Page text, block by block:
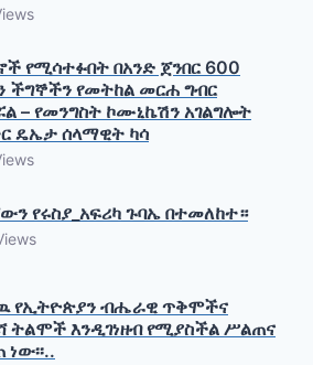
የሚሳተፉበት በአንድ ጀንበር 600
ችግኞችን የመትከል መርሐ ግብር
– የመንግስት ኮሙኒኬሽን አገልግሎት
ዴኤታ ሰላማዊት ካሳ
የሩስያ_አፍሪካ ጉባኤ በተመለከተ።
የኢትዮጵያን ብሔራዊ ጥቅሞችና
ትልሞች እንዲገነዘብ የሚያስችል ሥልጠና
ነው፡፡..